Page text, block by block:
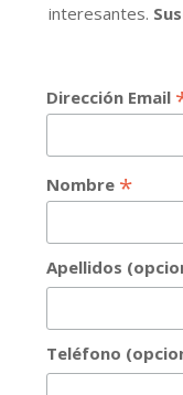
interesantes.
Dirección Email
Nombre *
Apellidos
Teléfono